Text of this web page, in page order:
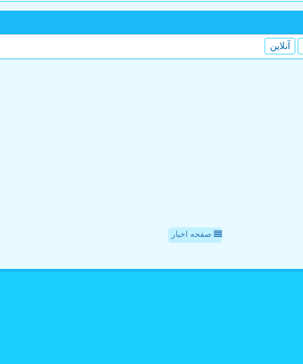
آنلاین
صفحه اخبار